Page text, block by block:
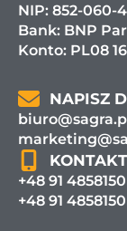
NIP: 852-060-
Bank: BNP
Konto: PL08
NAPISZ
KONTAKT
+48 91 4858150
+48 91